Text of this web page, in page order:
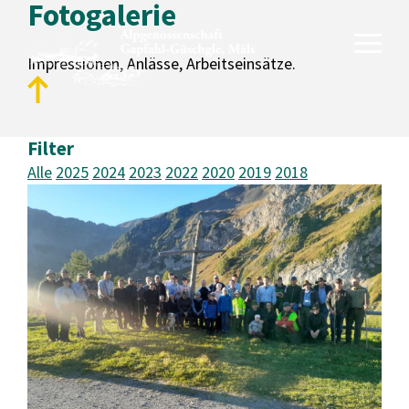
Unsere Alpen
Gapfahl
Güschgle
Genossenschaft
Aktuelles
Fotogalerie
Fotogalerie
Impressionen, Anlässe, Arbeitseinsätze.
Filter
Alle 2025 2024 2023 2022 2020 2019 2018